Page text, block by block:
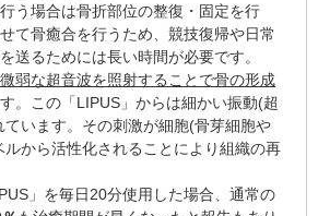
う場合は骨折部位の整復・固定を行
て骨癒合を行うため、競技復帰や日常
送るためには長い時間が必要です。
弱な超音波を照射することで骨の形成
。この「LIPUS」からは細かい振動(超
います。その刺激が細胞(骨芽細胞や
ルから活性化されることにより組織の再
」を毎日20分使用した場合、通常の